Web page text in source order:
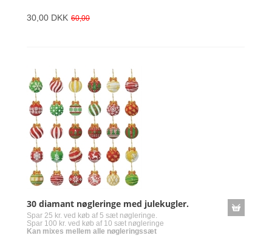
30,00 DKK 60,00
30 diamant nøgleringe med julekugler.
Spar 25 kr. ved køb af 5 sæt nøgleringe.
Spar 100 kr. ved køb af 10 sæt nøgleringe
Kan mixes mellem alle nøgleringssæt